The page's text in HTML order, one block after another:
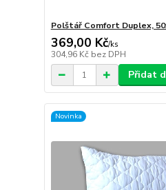
Polštář Comfort Duplex,
369,00 Kč/ks
304,96 Kč bez DPH
Přidat
Novinka